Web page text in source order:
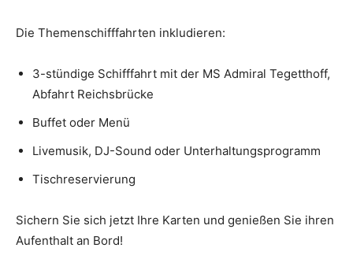
Die Themenschifffahrten inkludieren:
3-stündige Schifffahrt mit der MS Admiral Tegetthoff,
Abfahrt Reichsbrücke
Buffet oder Menü
Livemusik, DJ-Sound oder Unterhaltungsprogramm
Tischreservierung
Sichern Sie sich jetzt Ihre Karten und genießen Sie ihren
Aufenthalt an Bord!